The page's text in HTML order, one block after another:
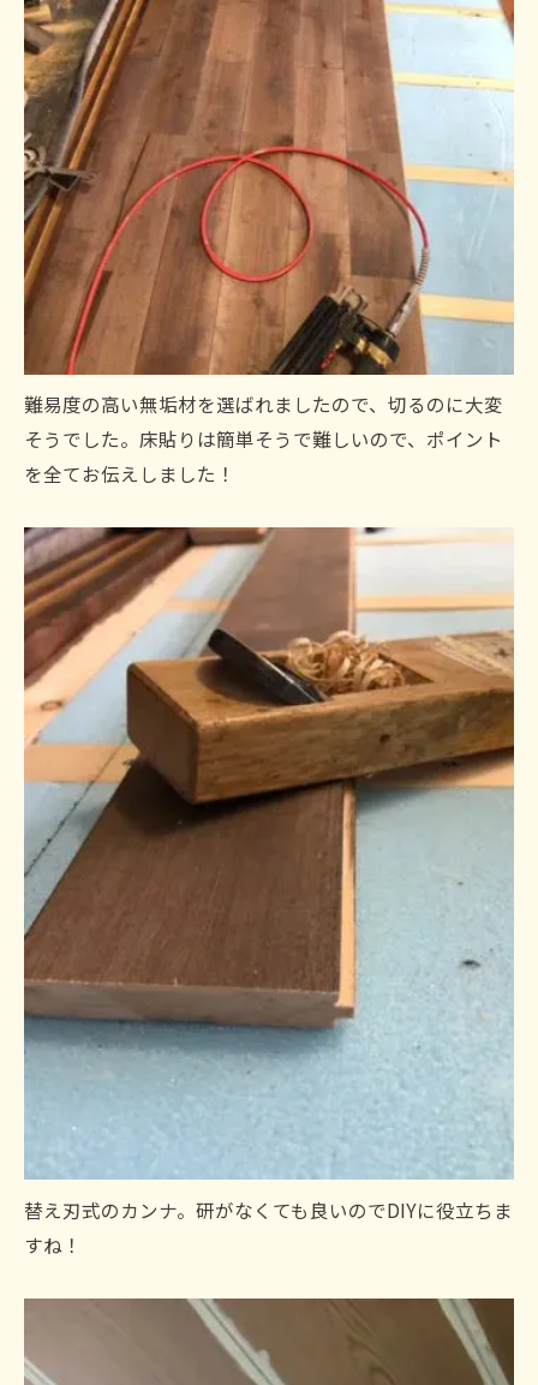
難易度の高い無垢材を選ばれましたので、切るのに大変
そうでした。床貼りは簡単そうで難しいので、ポイント
を全てお伝えしました！
替え刃式のカンナ。研がなくても良いのでDIYに役立ちま
すね！